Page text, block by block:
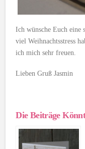
Ich wünsche Euch eine
viel Weihnachtsstress
ich mich sehr freuen.
Lieben Gruß Jasmin
Die Beiträge